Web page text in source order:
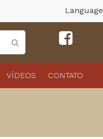
Language
VÍDEOS CONTATO